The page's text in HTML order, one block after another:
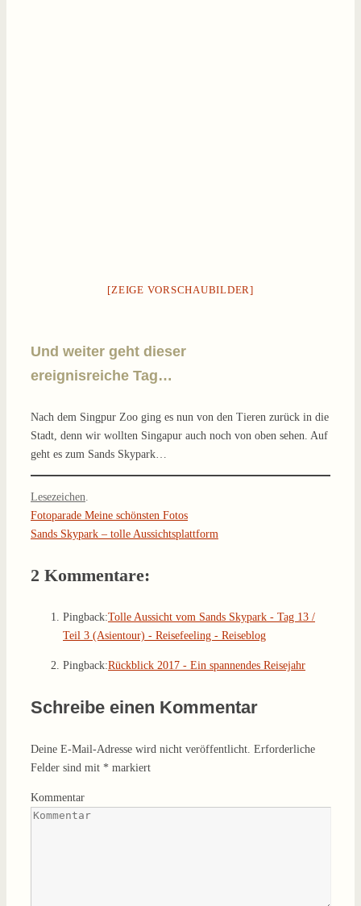
[ZEIGE VORSCHAUBILDER]
Und weiter geht dieser
ereignisreiche Tag…
Nach dem Singpur Zoo ging es nun von den Tieren zurück in die
Stadt, denn wir wollten Singapur auch noch von oben sehen. Auf
geht es zum Sands Skypark…
Lesezeichen
Fotoparade Meine schönsten Fotos
Sands Skypark – tolle Aussichtsplattform
2 Kommentare:
Pingback:Tolle Aussicht vom Sands Skypark - Tag 13 /
Teil 3 (Asientour) - Reisefeeling - Reiseblog
Pingback:Rückblick 2017 - Ein spannendes Reisejahr
Schreibe einen Kommentar
Deine E-Mail-Adresse wird nicht veröffentlicht. Erforderliche
Felder sind mit * markiert
Kommentar